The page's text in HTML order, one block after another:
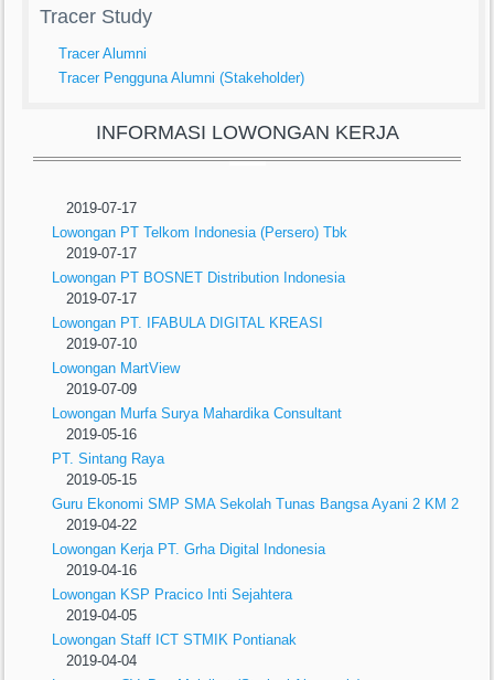
Tracer Study
Tracer Alumni
Tracer Pengguna Alumni (Stakeholder)
INFORMASI LOWONGAN KERJA
2019-07-17
Lowongan PT Telkom Indonesia (Persero) Tbk
2019-07-17
Lowongan PT BOSNET Distribution Indonesia
2019-07-17
Lowongan PT. IFABULA DIGITAL KREASI
2019-07-10
Lowongan MartView
2019-07-09
Lowongan Murfa Surya Mahardika Consultant
2019-05-16
PT. Sintang Raya
2019-05-15
Guru Ekonomi SMP SMA Sekolah Tunas Bangsa Ayani 2 KM 2
2019-04-22
Lowongan Kerja PT. Grha Digital Indonesia
2019-04-16
Lowongan KSP Pracico Inti Sejahtera
2019-04-05
Lowongan Staff ICT STMIK Pontianak
2019-04-04